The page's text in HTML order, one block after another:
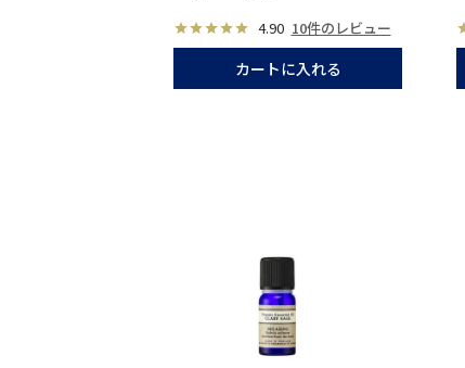
4.90 10件のレビュー
カートに入れる